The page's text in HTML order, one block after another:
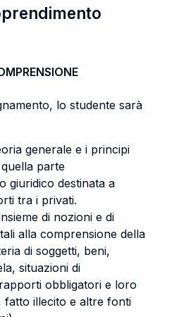
lo studente sarà
generale e i principi
parte
giuridico destinata a
tra i privati.
di nozioni e di
alla comprensione della
di soggetti, beni,
situazioni di
obbligatori e loro
illecito e altre fonti